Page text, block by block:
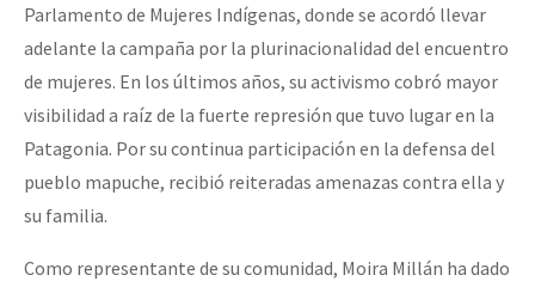
Parlamento de Mujeres Indígenas, donde se acordó llevar
adelante la campaña por la plurinacionalidad del encuentro
de mujeres. En los últimos años, su activismo cobró mayor
visibilidad a raíz de la fuerte represión que tuvo lugar en la
Patagonia. Por su continua participación en la defensa del
pueblo mapuche, recibió reiteradas amenazas contra ella y
su familia.
Como representante de su comunidad, Moira Millán ha dado